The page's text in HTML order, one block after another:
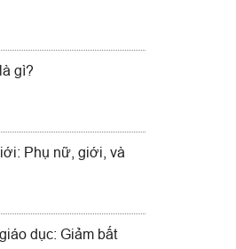
gì?
Phụ nữ, giới, và
dục: Giảm bất